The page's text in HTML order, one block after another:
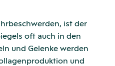
ist der
oft auch in den
und Gelenke werden
und